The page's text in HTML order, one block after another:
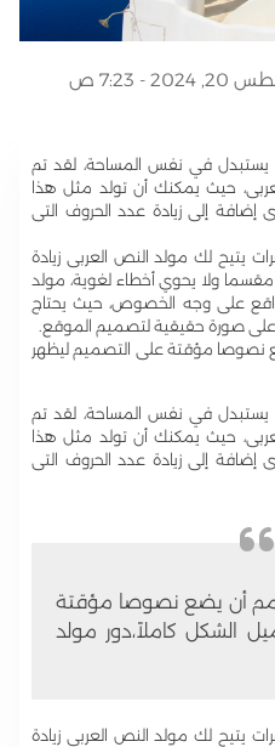
- 7:23 ص
في نفس المساحة، لقد تم
حيث يمكنك أن تولد مثل هذا
إلى زيادة عدد الحروف التى
يتيح لك مولد النص العربى زيادة
مقسما ولا يحوي أخطاء لغوية، مولد
على وجه الخصوص، حيث يحتاج
على صورة حقيقية لتصميم الموقع.
مؤقتة على التصميم ليظهر
في نفس المساحة، لقد تم
حيث يمكنك أن تولد مثل هذا
إلى زيادة عدد الحروف التى
أن يضع نصوصا مؤقتة
الشكل كاملاً،دور مولد
يتيح لك مولد النص العربى زيادة